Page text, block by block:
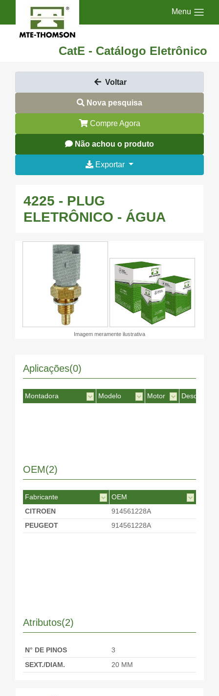
Menu
CatE - Catálogo Eletrônico
Voltar
Nova pesquisa
Compre Agora
Não achou o produto
Exportar
4225 - PLUG
ELETRÔNICO - ÁGUA
Imagem meramente ilustrativa
Aplicações(0)
Montadora Modelo Motor Desc. Motor
OEM(2)
Fabricante
OEM
CITROEN
914561228A
PEUGEOT
914561228A
Atributos(2)
N° DE PINOS
3
SEXT./DIAM.
20 MM